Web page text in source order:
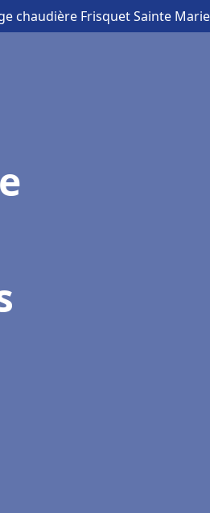
chaudière Frisquet Sainte